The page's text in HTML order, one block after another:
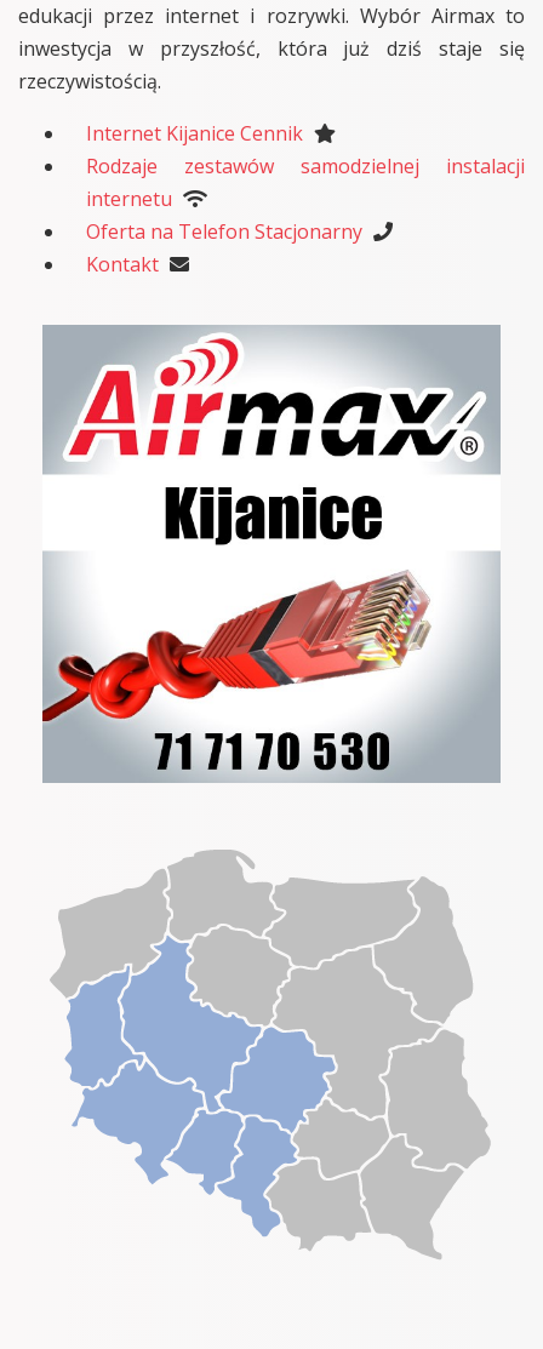
edukacji przez internet i rozrywki. Wybór Airmax to
inwestycja w przyszłość, która już dziś staje się
rzeczywistością.
Internet Kijanice Cennik
Rodzaje zestawów samodzielnej instalacji
internetu
Oferta na Telefon Stacjonarny
Kontakt